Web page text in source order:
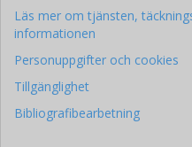
Läs mer om tjänsten,
informationen
Personuppgifter och cookies
Tillgänglighet
Bibliografibearbetning